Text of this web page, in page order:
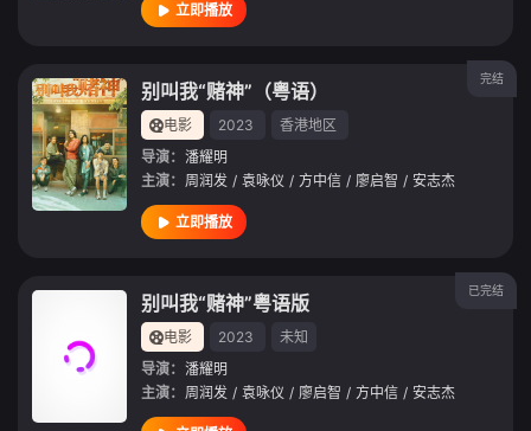
立即播放
完结
别叫我“赌神”（粤语）
电影 2023
香港地区
导演： 潘耀明
主演： 周润发 / 袁咏仪 / 方中信 / 廖启智 / 安志杰
立即播放
已完结
别叫我“赌神”粤语版
电影 2023
未知
导演： 潘耀明
主演： 周润发 / 袁咏仪 / 廖启智 / 方中信 / 安志杰